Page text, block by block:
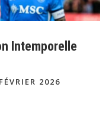
Intemporelle
2026